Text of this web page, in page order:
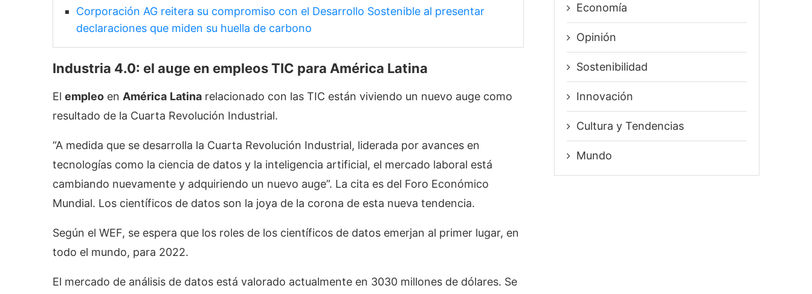
Corporación AG reitera su compromiso con el Desarrollo Sostenible al presentar
declaraciones que miden su huella de carbono
Industria 4.0: el auge en empleos TIC para América Latina
El empleo en América Latina relacionado con las TIC están viviendo un nuevo auge como
resultado de la Cuarta Revolución Industrial.
“A medida que se desarrolla la Cuarta Revolución Industrial, liderada por avances en
tecnologías como la ciencia de datos y la inteligencia artificial, el mercado laboral está
cambiando nuevamente y adquiriendo un nuevo auge”. La cita es del Foro Económico
Mundial. Los científicos de datos son la joya de la corona de esta nueva tendencia.
Según el WEF, se espera que los roles de los científicos de datos emerjan al primer lugar, en
todo el mundo, para 2022.
El mercado de análisis de datos está valorado actualmente en 3030 millones de dólares. Se
Economía
Opinión
Sostenibilidad
Innovación
⁠Cultura y Tendencias
Mundo